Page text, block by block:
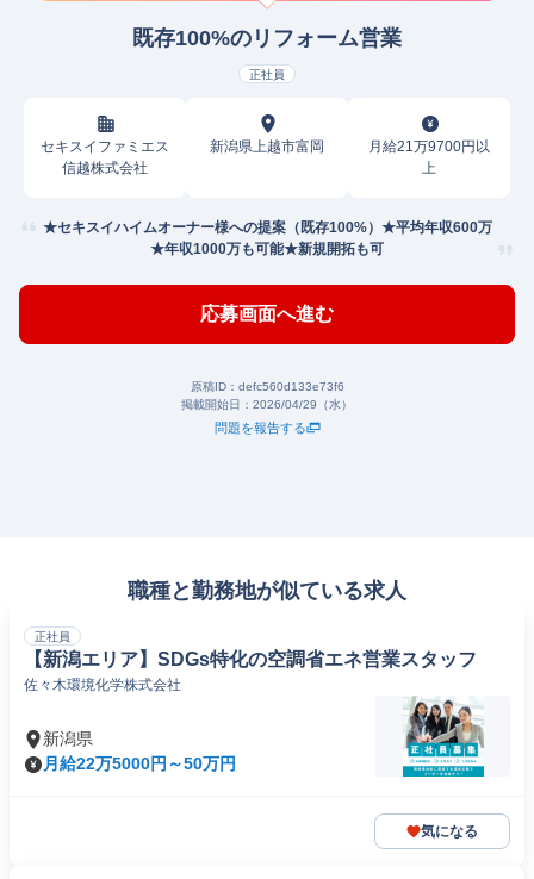
既存100%のリフォーム営業
正社員
セキスイファミエス
信越株式会社
新潟県上越市富岡
月給21万9700円以
上
★セキスイハイムオーナー様への提案（既存100%）★平均年収600万
★年収1000万も可能★新規開拓も可
応募画面へ進む
原稿ID： defc560d133e73f6
掲載開始日： 2026/04/29（水）
問題を報告する
職種と勤務地が似ている求人
正社員
【新潟エリア】SDGs特化の空調省エネ営業スタッフ
佐々木環境化学株式会社
新潟県
月給22万5000円～50万円
気になる